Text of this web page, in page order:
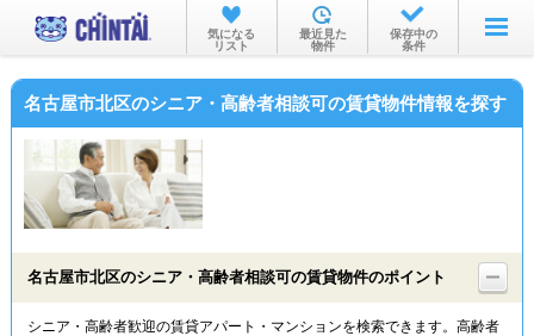
お部屋を探す
沿線・駅から
物件特集から
気になる
リスト
最近見た
物件
保存中の
条件
名古屋市北区のシニア・高齢者相談可の賃貸物件情報を探す
名古屋市北区のシニア・高齢者相談可の賃貸物件のポイント
シニア・高齢者歓迎の賃貸アパート・マンションを検索できます。高齢者